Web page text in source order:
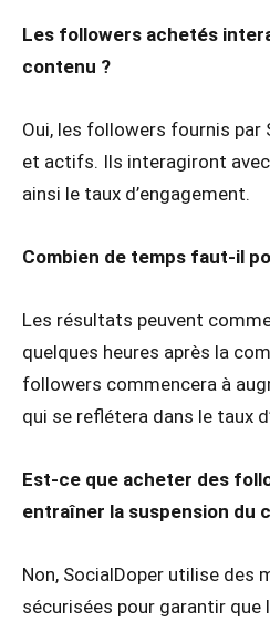
Les followers achetés
contenu ?
Oui, les followers fournis par
et actifs. Ils interagiront
ainsi le taux d’engagement.
Combien de temps faut-il
Les résultats peuvent
quelques heures après la
followers commencera à
qui se reflétera dans le taux
Est-ce que acheter des
entraîner la suspension du
Non, SocialDoper utilise des
sécurisées pour garantir que